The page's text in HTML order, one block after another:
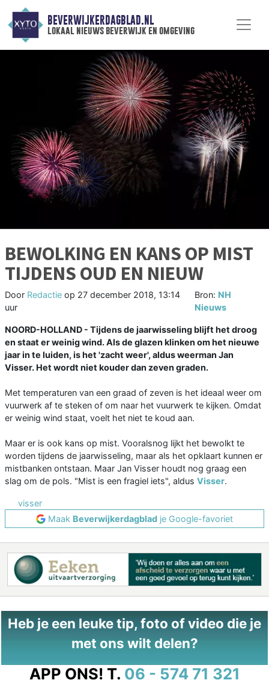
BEVERWIJKERDAGBLAD.NL
lokaal nieuws beverwijk en omgeving
BEWOLKING EN KANS OP MIST
TIJDENS OUD EN NIEUW
Door Redactie op 27 december 2018, 13:14
uur
Bron: NH
Nieuws
NOORD-HOLLAND - Tijdens de jaarwisseling blijft het droog
en staat er weinig wind. Als de glazen klinken om het nieuwe
jaar in te luiden, is het 'zacht weer', aldus weerman Jan
Visser. Het wordt niet kouder dan zeven graden.
Met temperaturen van een graad of zeven is het ideaal weer om
vuurwerk af te steken of om naar het vuurwerk te kijken. Omdat
er weinig wind staat, voelt het niet te koud aan.
Maar er is ook kans op mist. Vooralsnog lijkt het bewolkt te
worden tijdens de jaarwisseling, maar als het opklaart kunnen er
mistbanken ontstaan. Maar Jan Visser houdt nog graag een
slag om de pols. "Mist is een fragiel iets", aldus Visser.
visser
Maak Beverwijkerdagblad je Google-favoriet
Heb je een leuke tip, foto of video die je
met ons wilt delen?
APP ONS! T. 06 - 574 71 321